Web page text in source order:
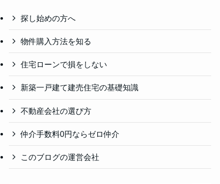
探し始めの方へ
物件購入方法を知る
住宅ローンで損をしない
新築一戸建て建売住宅の基礎知識
不動産会社の選び方
仲介手数料0円ならゼロ仲介
このブログの運営会社